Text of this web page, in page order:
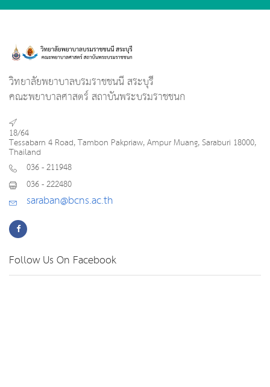
วิทยาลัยพยาบาลบรมราชชนนี สระบุรี
คณะพยาบาลศาสตร์ สถาบันพระบรมราชชนก
18/64
Tessabarn 4 Road, Tambon Pakpriaw, Ampur Muang, Saraburi 18000,
Thailand
036 - 211948
036 - 222480
saraban@bcns.ac.th
Follow Us On Facebook